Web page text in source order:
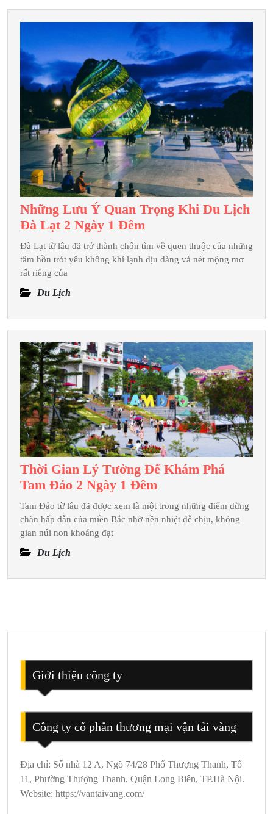
Đại
Lải
2
Ngày
1
Đêm
Chi
Tiết
Những Lưu Ý Quan Trọng Khi Du Lịch
Đà Lạt 2 Ngày 1 Đêm
Lưu
Ý
Du
Lịch
Đà
Lạt
2
Ngày
1
Đêm
Đà Lạt từ lâu đã trở thành chốn tìm về quen thuộc của những
tâm hồn trót yêu không khí lạnh dịu dàng và nét mộng mơ
rất riêng của
Du Lịch
Thời Gian Lý Tưởng Để Khám Phá
Tam Đảo 2 Ngày 1 Đêm
Gian
Lý
Phá
1
Tam Đảo từ lâu đã được xem là một trong những điểm dừng
chân hấp dẫn của miền Bắc nhờ nền nhiệt dễ chịu, không
gian núi non khoáng đạt
Du Lịch
Giới thiệu công ty
Công ty cổ phần thương mại vận tải vàng
Địa chỉ: Số nhà 12 A, Ngõ 74/28 Phố Thượng Thanh, Tổ
11, Phường Thượng Thanh, Quận Long Biên, TP.Hà Nội.
Website: https://vantaivang.com/